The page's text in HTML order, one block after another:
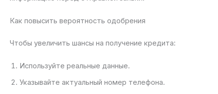
Как повысить вероятность одобрения
Чтобы увеличить шансы на получение кредита:
Используйте реальные данные.
Указывайте актуальный номер телефона.